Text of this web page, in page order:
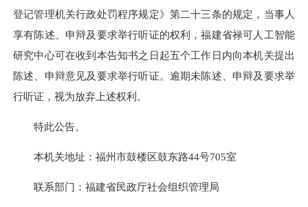
登记管理机关行政处罚程序规定》第二十三条的规定，当事人
享有陈述、申辩及要求举行听证的权利，福建省禄可人工智能
研究中心可在收到本告知书之日起五个工作日内向本机关提出
陈述、申辩意见及要求举行听证。逾期未陈述、申辩及要求举
行听证，视为放弃上述权利。
特此公告。
本机关地址：福州市鼓楼区鼓东路44号705室
联系部门：福建省民政厅社会组织管理局